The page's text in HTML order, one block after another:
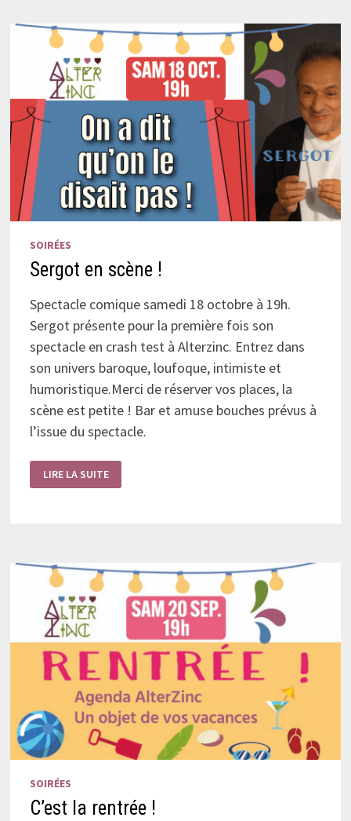
SOIRÉES
Sergot en scène !
Spectacle comique samedi 18 octobre à 19h.
Sergot présente pour la première fois son
spectacle en crash test à Alterzinc. Entrez dans
son univers baroque, loufoque, intimiste et
humoristique.Merci de réserver vos places, la
scène est petite ! Bar et amuse bouches prévus à
l’issue du spectacle.
SERGOT
EN
SCÈNE
LIRE LA SUITE
SOIRÉES
C’est la rentrée !